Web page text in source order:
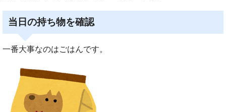
当日の持ち物を確認
一番大事なのはごはんです。